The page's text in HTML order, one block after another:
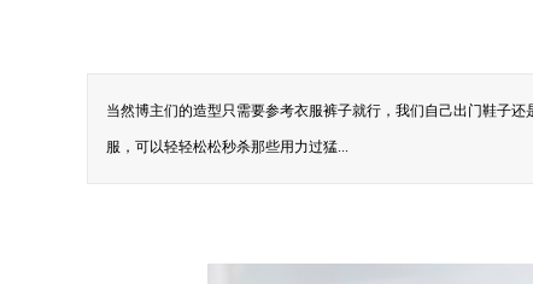
当然博主们的造型只需要参考衣服裤子就行，我们自己出门鞋子
服，可以轻轻松松秒杀那些用力过猛...